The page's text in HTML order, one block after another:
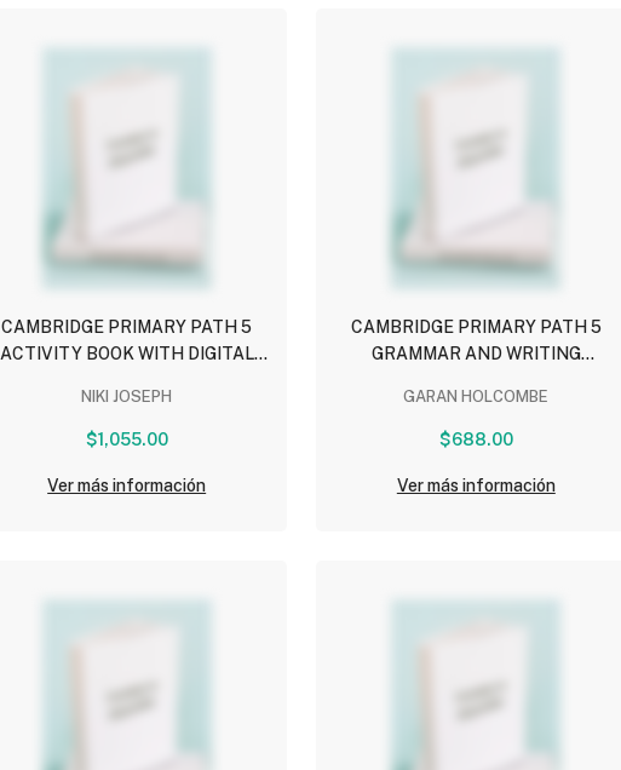
CAMBRIDGE PRIMARY PATH 5
ACTIVITY BOOK WITH DIGITAL
NIKI JOSEPH
$1,055.00
Ver más información
CAMBRIDGE PRIMARY PATH 5
GRAMMAR AND WRITING
GARAN HOLCOMBE
$688.00
Ver más información